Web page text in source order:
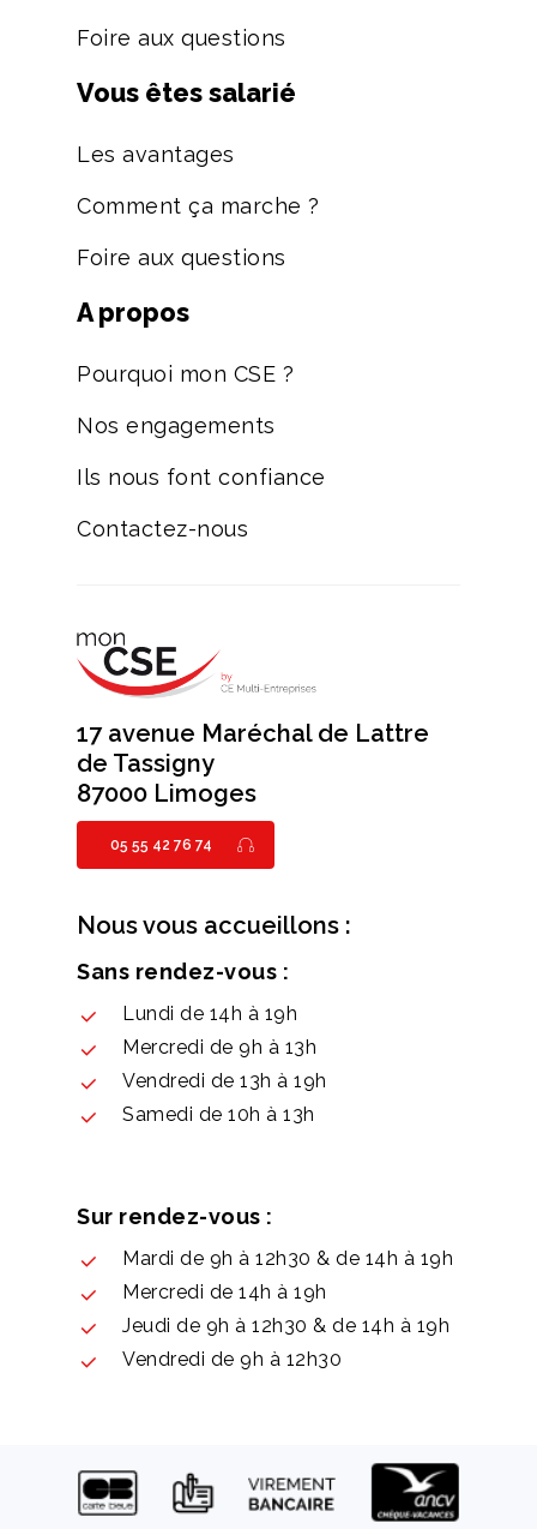
Foire aux questions
Vous êtes salarié
Les avantages
Comment ça marche ?
Foire aux questions
A propos
Pourquoi mon CSE ?
Nos engagements
Ils nous font confiance
Contactez-nous
17 avenue Maréchal de Lattre
de Tassigny
87000 Limoges
05 55 42 76 74
Nous vous accueillons :
Sans rendez-vous :
Lundi de 14h à 19h
Mercredi de 9h à 13h
Vendredi de 13h à 19h
Samedi de 10h à 13h
Sur rendez-vous :
Mardi de 9h à 12h30 & de 14h à 19h
Mercredi de 14h à 19h
Jeudi de 9h à 12h30 & de 14h à 19h
Vendredi de 9h à 12h30